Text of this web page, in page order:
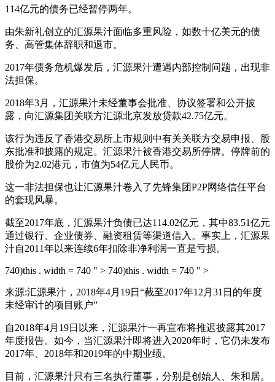
114亿元的债务已经暂停两年。
由朱新礼创立的汇源果汁面临多重风险，如数十亿美元的债
务、高管集体辞职和退市。
2017年债务危机爆发后，汇源果汁遭遇内部控制问题，出现非
法担保。
2018年3月，汇源果汁未经董事会批准、协议签署和公开披
露，向汇源集团关联方汇源北京发放贷款42.75亿元。
该行为违反了香港交易所上市规则中有关关联方交易申报、股
东批准和披露的规定。汇源果汁被香港交易所停牌。停牌前的
股价为2.02港元，市值为54亿元人民币。
这一非法担保也让汇源果汁卷入了先锋集团P2P网络信任平台
的套现风暴。
截至2017年底，汇源果汁负债已达114.02亿元，其中83.51亿元
通过银行、企业债券、融资租赁等渠道借入。事实上，汇源果
汁自2011年以来连续6年扣除非净利润一直是亏损。
740)this . width = 740 " > 740)this . width = 740 " >
来源:汇源果汁，2018年4月19日“截至2017年12月31日的年度
未经审计的项目账户”
自2018年4月19日以来，汇源果汁一再宣布将推迟披露其2017
年度报告。如今，当汇源果汁即将进入2020年时，它仍未发布
2017年、2018年和2019年的中期业绩。
目前，汇源果汁只有三名执行董事，分别是创始人、朱和居。